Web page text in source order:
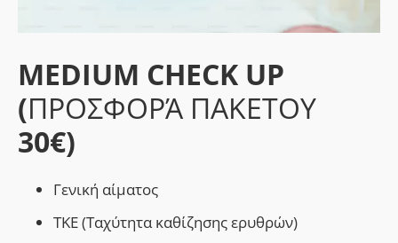
MEDIUM CHECK UP
(ΠΡΟΣΦΟΡΆ ΠΑΚΕΤΟΥ
30€)
Γενική αίματος
ΤΚΕ (Ταχύτητα καθίζησης ερυθρών)